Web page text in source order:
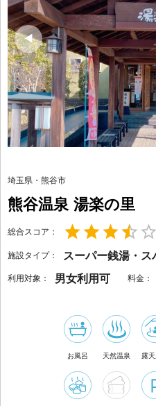
埼玉県 ・ 熊谷市
熊谷温泉 湯楽の里
総合スコア：
施設タイプ： スーパー銭湯・ス
利用対象： 男女利用可 料金：
◀
お風呂 天然温泉 露